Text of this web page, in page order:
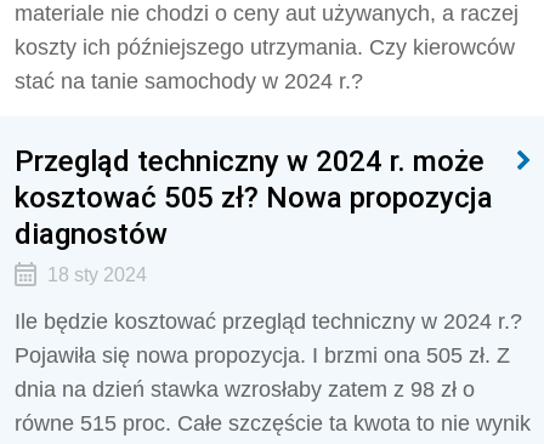
materiale nie chodzi o ceny aut używanych, a raczej
koszty ich późniejszego utrzymania. Czy kierowców
stać na tanie samochody w 2024 r.?
Przegląd techniczny w 2024 r. może
kosztować 505 zł? Nowa propozycja
diagnostów
18 sty 2024
Ile będzie kosztować przegląd techniczny w 2024 r.?
Pojawiła się nowa propozycja. I brzmi ona 505 zł. Z
dnia na dzień stawka wzrosłaby zatem z 98 zł o
równe 515 proc. Całe szczęście ta kwota to nie wynik